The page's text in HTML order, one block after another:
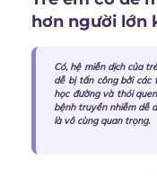
hơn người lớn
Có, hệ miễn dịch của
dễ bị tấn công bởi các
học đường và thói
bệnh truyền nhiễm dễ
là vô cùng quan trọng.